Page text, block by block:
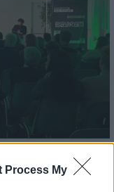
Process My
può entrare